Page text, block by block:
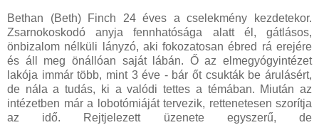
Bethan (Beth) Finch 24 éves a cselekmény kezdetekor.
Zsarnokoskodó anyja fennhatósága alatt él, gátlásos,
önbizalom nélküli lányzó, aki fokozatosan ébred rá erejére
és áll meg önállóan saját lábán. Ő az elmegyógyintézet
lakója immár több, mint 3 éve - bár őt csukták be árulásért,
de nála a tudás, ki a valódi tettes a témában. Miután az
intézetben már a lobotómiáját tervezik, rettenetesen szorítja
az idő. Rejtjelezett üzenete egyszerű, de